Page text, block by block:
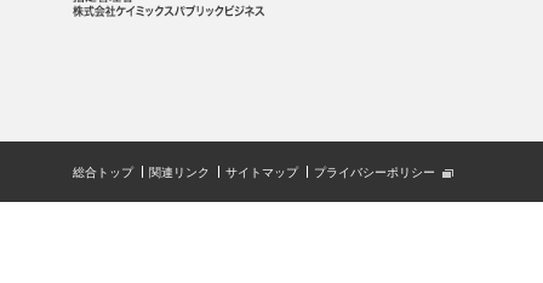
総合トップ 関連リンク サイトマップ プライバシーポリシー